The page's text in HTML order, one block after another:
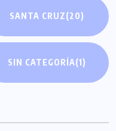
SANTA CRUZ(20)
SIN CATEGORÍA(1)